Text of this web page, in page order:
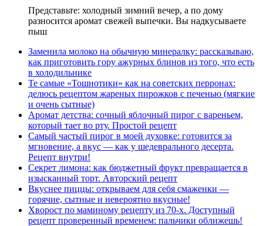
Представьте: холодный зимний вечер, а по дому
разносится аромат свежей выпечки. Вы надкусываете
пыш
Заменила молоко на обычную минералку: рассказываю,
как приготовить гору ажурных блинов из того, что есть
в холодильнике
Те самые «Тошнотики» как на советских перронах:
делюсь рецептом жареных пирожков с печенью (мягкие
и очень сытные)
Аромат детства: сочный яблочный пирог с вареньем,
который тает во рту. Простой рецепт
Самый частый пирог в моей духовке: готовится за
мгновение, а вкус — как у шедеврального десерта.
Рецепт внутри!
Секрет лимона: как бюджетный фрукт превращается в
изысканный торт. Авторский рецепт
Вкуснее пиццы: открываем для себя смаженки —
горячие, сытные и невероятно вкусные!
Хворост по маминому рецепту из 70-х. Доступный
рецепт проверенный временем: пальчики оближешь!